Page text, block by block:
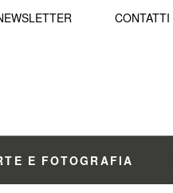
CONTATTI
E FOTOGRAFIA